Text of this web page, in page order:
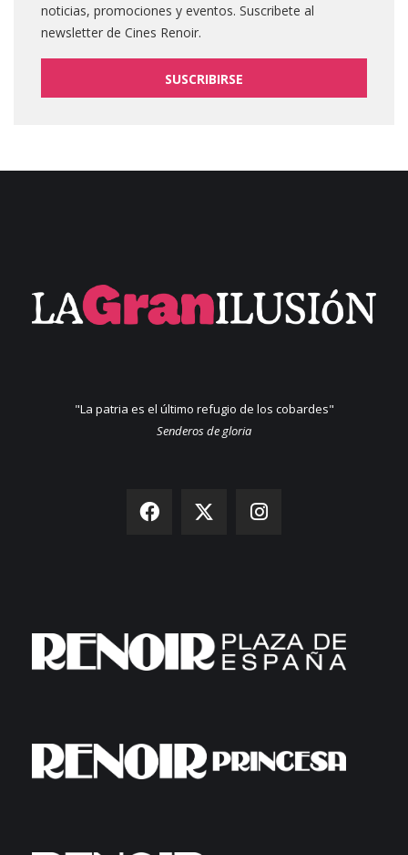
noticias, promociones y eventos. Suscribete al
newsletter de Cines Renoir.
SUSCRIBIRSE
"La patria es el último refugio de los cobardes"
Senderos de gloria